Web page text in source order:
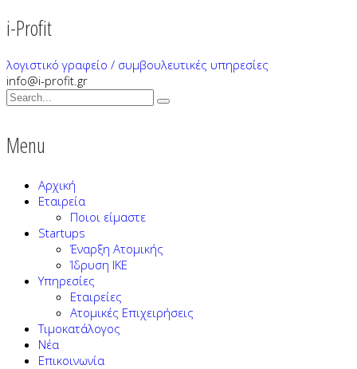
i-Profit
λογιστικό γραφείο / συμβουλευτικές υπηρεσίες
info@i-profit.gr
Menu
Αρχική
Εταιρεία
Ποιοι είμαστε
Startups
Έναρξη Ατομικής
Ίδρυση ΙΚΕ
Υπηρεσίες
Εταιρείες
Ατομικές Επιχειρήσεις
Τιμοκατάλογος
Νέα
Επικοινωνία